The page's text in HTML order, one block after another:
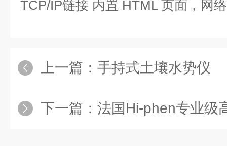
TCP/IP链接 内置 HTML 页面，网
上一篇： 手持式土壤水势仪
下一篇： 法国Hi-phen专业级